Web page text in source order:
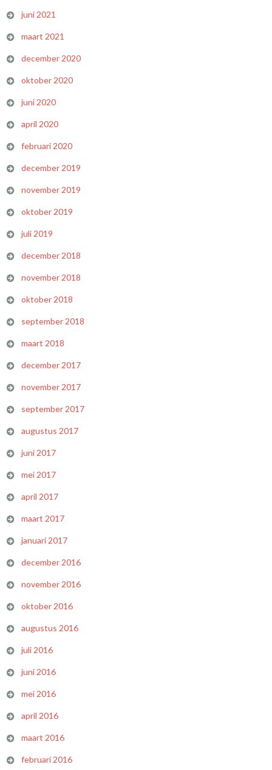
juni 2021
maart 2021
december 2020
oktober 2020
juni 2020
april 2020
februari 2020
december 2019
november 2019
oktober 2019
juli 2019
december 2018
november 2018
oktober 2018
september 2018
maart 2018
december 2017
november 2017
september 2017
augustus 2017
juni 2017
mei 2017
april 2017
maart 2017
januari 2017
december 2016
november 2016
oktober 2016
augustus 2016
juli 2016
juni 2016
mei 2016
april 2016
maart 2016
februari 2016